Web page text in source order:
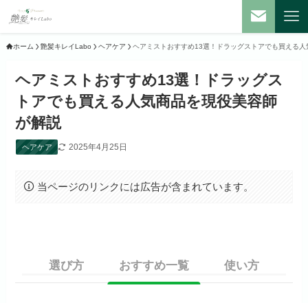
ホーム 艶髪キレイLabo ヘアケア ヘアミストおすすめ13選！ドラッグストアでも買える
ヘアミストおすすめ13選！ドラッグス
トアでも買える人気商品を現役美容師
が解説
ヘアケア 2025年4月25日
当ページのリンクには広告が含まれています。
選び方 おすすめ一覧 使い方